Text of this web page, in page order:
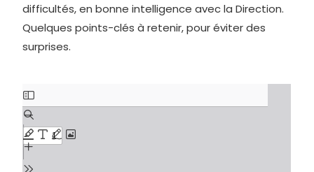
difficultés, en bonne intelligence avec la Direction.
Quelques points-clés à retenir, pour éviter des
surprises.